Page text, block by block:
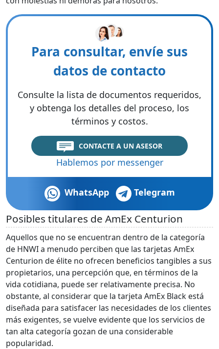
Para consultar, envíe sus
datos de contacto
Consulte la lista de documentos requeridos,
y obtenga los detalles del proceso, los
términos y costos.
CONTACTE A UN ASESOR
Hablemos por messenger
WhatsApp Telegram
Posibles titulares de AmEx Centurion
Aquellos que no se encuentran dentro de la categoría
de HNWI a menudo perciben que las tarjetas AmEx
Centurion de élite no ofrecen beneficios tangibles a sus
propietarios, una percepción que, en términos de la
vida cotidiana, puede ser relativamente precisa. No
obstante, al considerar que la tarjeta AmEx Black está
diseñada para satisfacer las necesidades de los clientes
más exigentes, se vuelve evidente que los servicios de
tan alta categoría gozan de una considerable
popularidad.